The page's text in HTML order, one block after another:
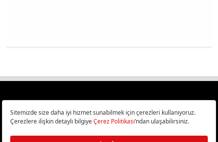
Türkiye
Bilişim ve Teknoloji Haberleri CHIP Online’da!